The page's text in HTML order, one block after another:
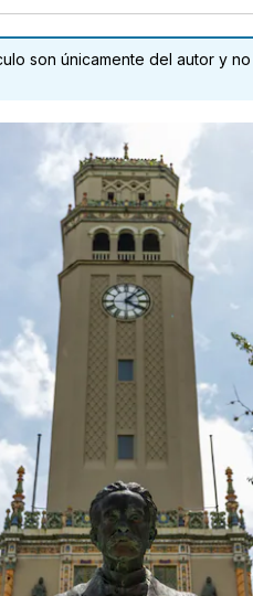
son únicamente del autor y